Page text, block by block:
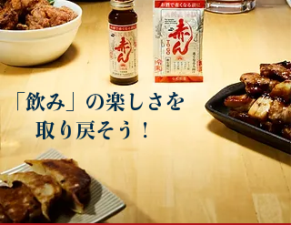
「飲み」の楽しさを
取り戻そう！